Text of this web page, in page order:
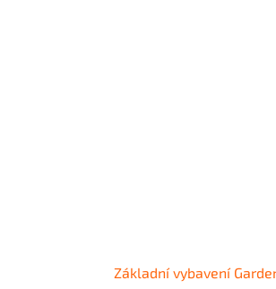
Základní vybavení